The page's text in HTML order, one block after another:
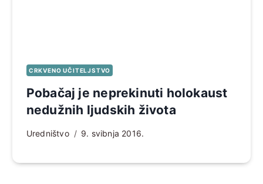
CRKVENO UČITELJSTVO
Pobačaj je neprekinuti holokaust
nedužnih ljudskih života
Uredništvo 9. svibnja 2016.